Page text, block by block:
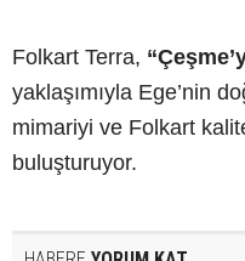
Folkart Terra,
yaklaşımıyla Ege’nin
mimariyi ve Folkart
buluşturuyor.